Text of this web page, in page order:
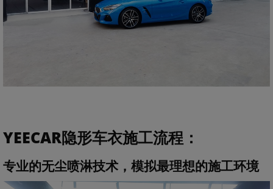
YEECAR隐形车衣施工流程：
专业的无尘喷淋技术，模拟最理想的施工环境